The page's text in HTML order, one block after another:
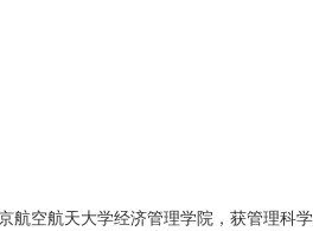
航空航天大学经济管理学院，获管理科学